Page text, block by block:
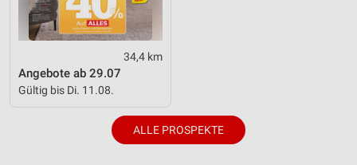
34,4 km
Angebote ab 29.07
Gültig bis Di. 11.08.
ALLE PROSPEKTE